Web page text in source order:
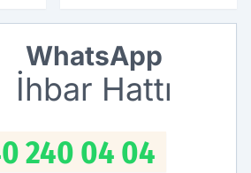
WhatsApp
İhbar Hattı
240 04 04